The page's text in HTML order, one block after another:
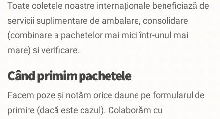
Toate coletele noastre internaționale beneficiază de
servicii suplimentare de ambalare, consolidare
(combinare a pachetelor mai mici într-unul mai
mare) și verificare.
Când primim pachetele
Facem poze și notăm orice daune pe formularul de
primire (dacă este cazul). Colaborăm cu